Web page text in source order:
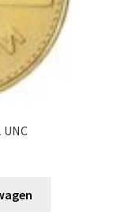
UNC